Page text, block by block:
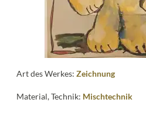
Art des Werkes:Zeichnung
Material, Technik: Mischtechnik